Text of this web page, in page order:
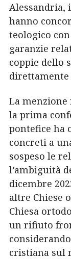
Alessandria,
hanno
teologico
garanzie
coppie dello
direttamente
La
la prima
pontefice
concreti a
sospeso le
l’ambiguità
dicembre
altre Chiese
Chiesa
un rifiuto
cristiana sul